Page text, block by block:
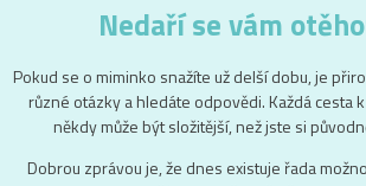
Nedaří se vám
Pokud se o miminko snažíte už delší dobu, je
různé otázky a hledáte odpovědi. Každá cesta
někdy může být složitější, než jste si
Dobrou zprávou je, že dnes existuje řada